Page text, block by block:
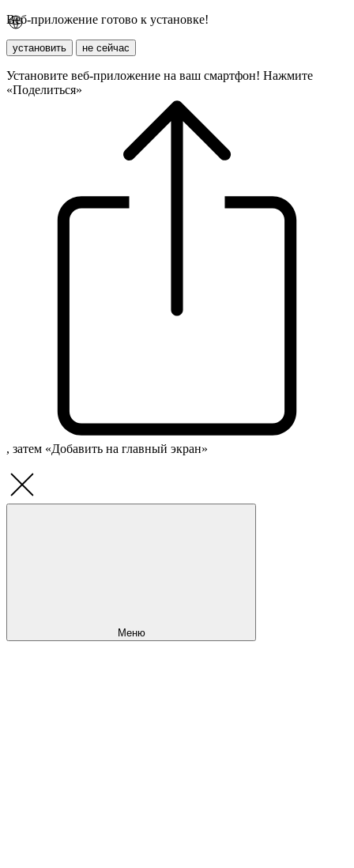
Веб-приложение готово к установке!
установить не сейчас
Установите веб-приложение на ваш смартфон! Нажмите
«Поделиться»
, затем «Добавить на главный экран»
Меню